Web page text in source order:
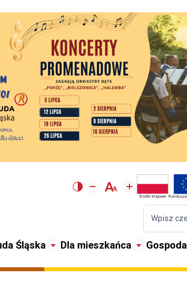
Śląska Dla mieszkańca